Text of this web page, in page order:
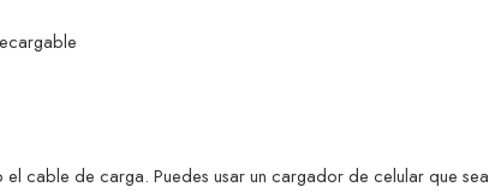
cable de carga. Puedes usar un cargador de celular que